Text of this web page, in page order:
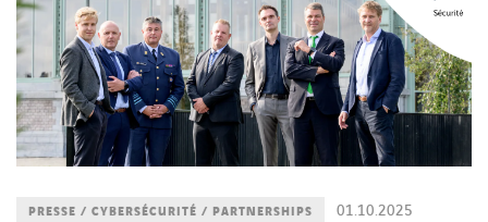
01.10.2025
PRESSE / CYBERSÉCURITÉ / PARTNERSHIPS